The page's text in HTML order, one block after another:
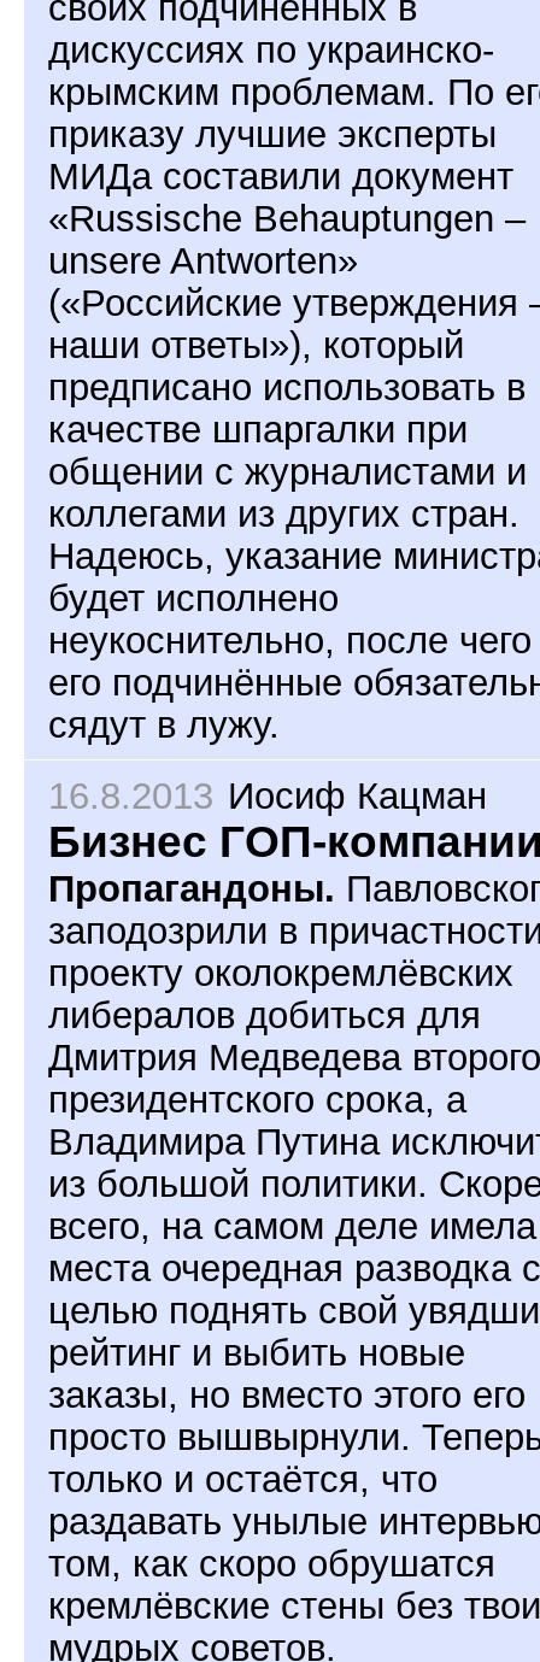
дискуссиях по украинско-
крымским проблемам. По
приказу лучшие эксперты
МИДа составили документ
«Russische Behauptungen –
unsere Antworten»
(«Российские утверждения
наши ответы»), который
предписано использовать в
качестве шпаргалки при
общении с журналистами и
коллегами из других стран.
Надеюсь, указание
будет исполнено
неукоснительно, после чего
его подчинённые
сядут в лужу.
16.8.2013 Иосиф Кацман
Бизнес ГОП-
Пропагандоны.
заподозрили в
проекту околокремлёвских
либералов добиться для
Дмитрия Медведева второго
президентского срока, а
Владимира Путина
из большой политики.
всего, на самом деле имела
места очередная разводка с
целью поднять свой
рейтинг и выбить новые
заказы, но вместо этого его
просто вышвырнули.
только и остаётся, что
раздавать унылые
том, как скоро обрушатся
кремлёвские стены без
мудрых советов.